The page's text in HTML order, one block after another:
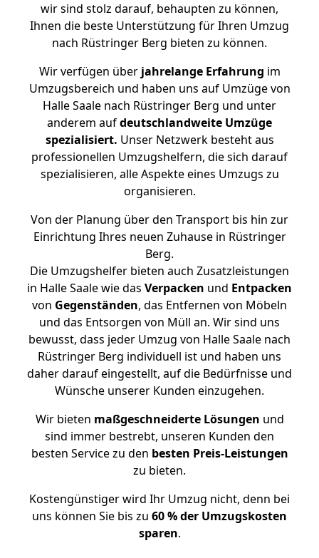
wir sind stolz darauf, behaupten zu können,
Ihnen die beste Unterstützung für Ihren Umzug
nach Rüstringer Berg bieten zu können.
Wir verfügen überjahrelange Erfahrung im
Umzugsbereich und haben uns auf Umzüge von
Halle Saale nach Rüstringer Berg und unter
anderem aufdeutschlandweite Umzüge
spezialisiert. Unser Netzwerk besteht aus
professionellen Umzugshelfern, die sich darauf
spezialisieren, alle Aspekte eines Umzugs zu
organisieren.
Von der Planung über den Transport bis hin zur
Einrichtung Ihres neuen Zuhause in Rüstringer
Berg.
Die Umzugshelfer bieten auch Zusatzleistungen
in Halle Saale wie das Verpacken und Entpacken
von Gegenständen, das Entfernen von Möbeln
und das Entsorgen von Müll an. Wir sind uns
bewusst, dass jeder Umzug von Halle Saale nach
Rüstringer Berg individuell ist und haben uns
daher darauf eingestellt, auf die Bedürfnisse und
Wünsche unserer Kunden einzugehen.
Wir bieten maßgeschneiderte Lösungen und
sind immer bestrebt, unseren Kunden den
besten Service zu den besten Preis-Leistungen
zu bieten.
Kostengünstiger wird Ihr Umzug nicht, denn bei
uns können Sie bis zu 60 % der Umzugskosten
sparen.